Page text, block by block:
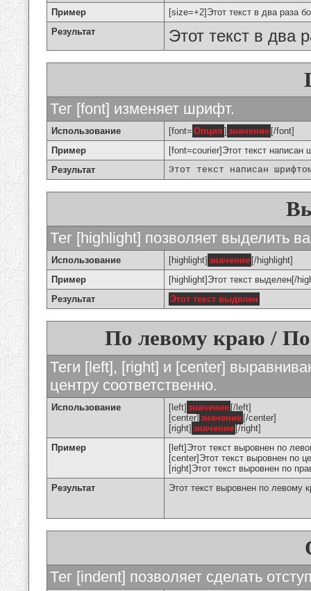
Пример
[size=+2]Этот текст в два раза
Результат
Этот текст в два
Тег [font] изменяет шрифт.
Использование [font= Опция ] значение [/font]
Пример
[font=courier]Этот текст
Результат
Этот текст написан
Тег [highlight] позволяет выделить
Использование [highlight] значение [/highlight]
Пример
[highlight]Этот текст выделен[/
Результат
Этот текст выделен
По левому краю /
Теги [left], [right] и [center]
центру соответственно.
Использование [left] значение [/left]
[center] значение [/center]
[right] значение [/right]
Пример
[left]Этот текст выровнен по
[center]Этот текст выровнен по
[right]Этот текст выровнен по
Результат
Этот текст выровнен по левому
Тег [indent] позволяет сделать